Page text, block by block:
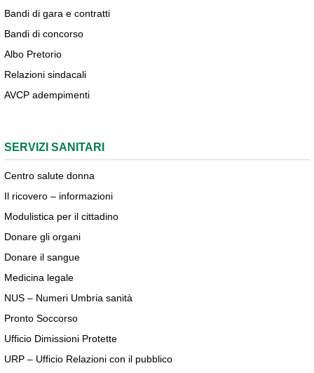
Bandi di gara e contratti
Bandi di concorso
Albo Pretorio
Relazioni sindacali
AVCP adempimenti
SERVIZI SANITARI
Centro salute donna
Il ricovero – informazioni
Modulistica per il cittadino
Donare gli organi
Donare il sangue
Medicina legale
NUS – Numeri Umbria sanità
Pronto Soccorso
Ufficio Dimissioni Protette
URP – Ufficio Relazioni con il pubblico